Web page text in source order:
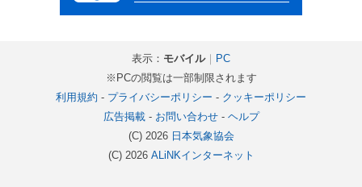
表示： モバイル｜ PC
※PCの閲覧は一部制限されます
利用規約 - プライバシーポリシー - クッキーポリシー
広告掲載- お問い合わせ- ヘルプ
(C) 2026 日本気象協会
(C) 2026 ALiNKインターネット